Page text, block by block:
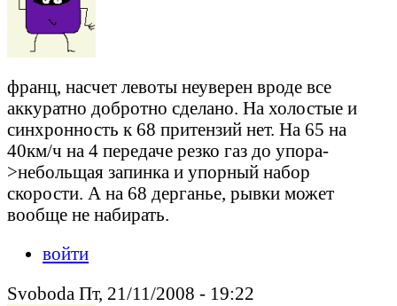
франц, насчет левоты неуверен вроде все
аккуратно добротно сделано. На холостые и
синхронность к 68 притензий нет. На 65 на
40км/ч на 4 передаче резко газ до упора-
>небольщая запинка и упорный набор
скорости. А на 68 дерганье, рывки может
вообще не набирать.
войти
Svoboda Пт, 21/11/2008 - 19:22